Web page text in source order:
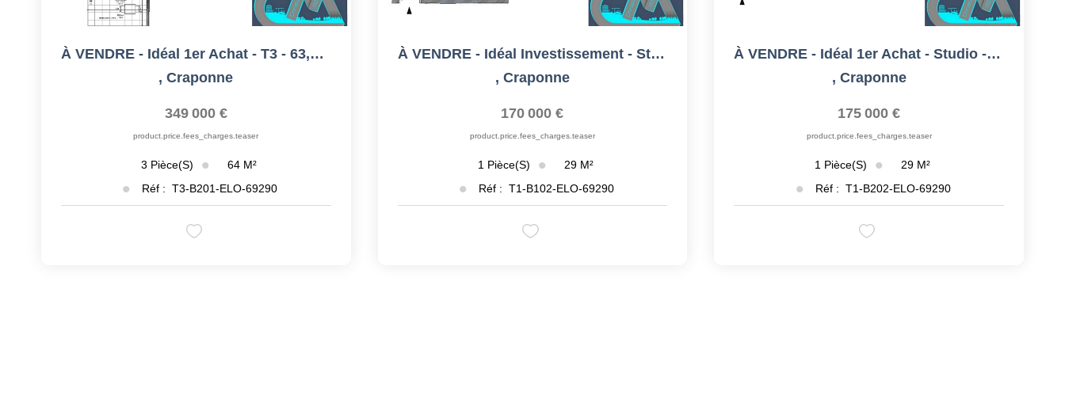
À VENDRE - Idéal 1er Achat - T3 - 63,6m² - 69290 Craponne
,Craponne
349 000 €
product.price.fees_charges.teaser
3 Pièce(s) 64 M²
Réf : T3-B201-ELO-69290
À VENDRE - Idéal Investissement - Studio - 29,1m² - 69290...
, Craponne
170 000 €
product.price.fees_charges.teaser
1 Pièce(s) 29 M²
Réf : T1-B102-ELO-69290
À VENDRE - Idéal 1er Achat - Studio - 29,1m² - 69290...
, Craponne
175 000 €
product.price.fees_charges.teaser
1 Pièce(s) 29 M²
Réf : T1-B202-ELO-69290